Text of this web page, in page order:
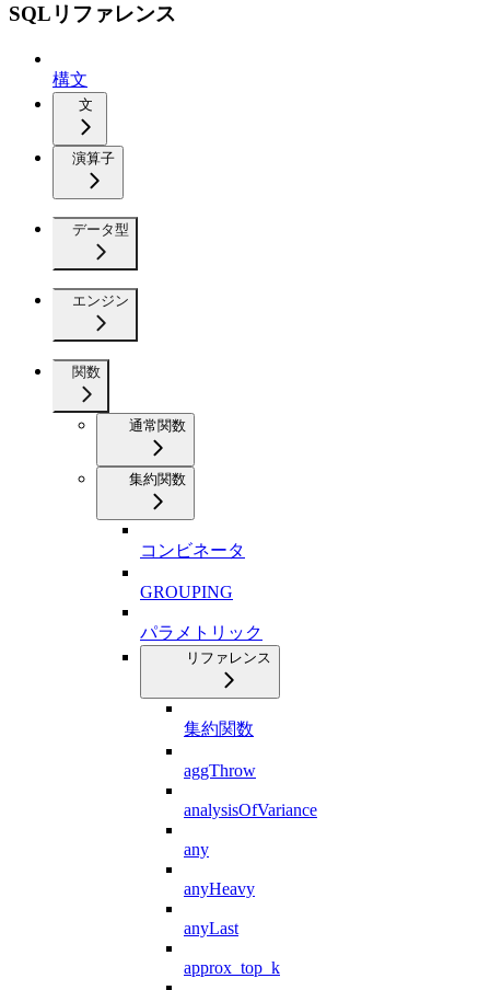
SQLリファレンス
構文
文
演算子
データ型
エンジン
関数
通常関数
集約関数
コンビネータ
GROUPING
パラメトリック
リファレンス
集約関数
aggThrow
analysisOfVariance
any
anyHeavy
anyLast
approx_top_k